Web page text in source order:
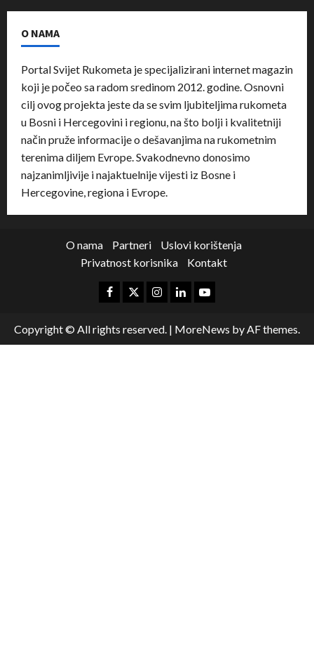
O NAMA
Portal Svijet Rukometa je specijalizirani internet magazin
koji je počeo sa radom sredinom 2012. godine. Osnovni
cilj ovog projekta jeste da se svim ljubiteljima rukometa
u Bosni i Hercegovini i regionu, na što bolji i kvalitetniji
način pruže informacije o dešavanjima na rukometnim
terenima diljem Evrope. Svakodnevno donosimo
najzanimljivije i najaktuelnije vijesti iz Bosne i
Hercegovine, regiona i Evrope.
O nama Partneri
Uslovi korištenja
Privatnost korisnika
Kontakt
Copyright © All rights reserved. | MoreNews by AF themes.